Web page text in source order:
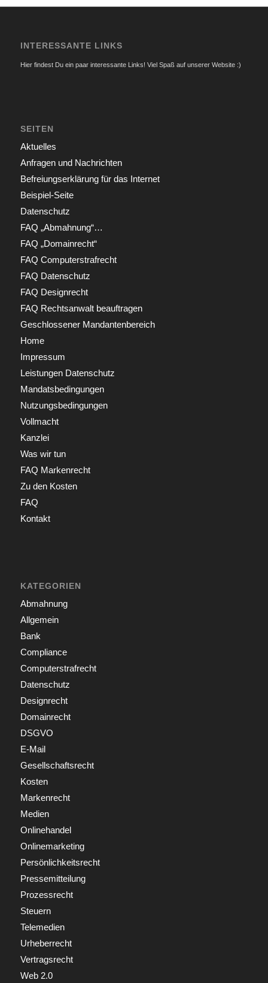
INTERESSANTE LINKS
Hier findest Du ein paar interessante Links! Viel Spaß auf unserer Website :)
SEITEN
Aktuelles
Anfragen und Nachrichten
Befreiungserklärung für das Internet
Beispiel-Seite
Datenschutz
FAQ „Abmahnung“…
FAQ „Domainrecht“
FAQ Computerstrafrecht
FAQ Datenschutz
FAQ Designrecht
FAQ Rechtsanwalt beauftragen
Geschlossener Mandantenbereich
Home
Impressum
Leistungen Datenschutz
Mandatsbedingungen
Nutzungsbedingungen
Vollmacht
Kanzlei
Was wir tun
FAQ Markenrecht
Zu den Kosten
FAQ
Kontakt
KATEGORIEN
Abmahnung
Allgemein
Bank
Compliance
Computerstrafrecht
Datenschutz
Designrecht
Domainrecht
DSGVO
E-Mail
Gesellschaftsrecht
Kosten
Markenrecht
Medien
Onlinehandel
Onlinemarketing
Persönlichkeitsrecht
Pressemitteilung
Prozessrecht
Steuern
Telemedien
Urheberrecht
Vertragsrecht
Web 2.0